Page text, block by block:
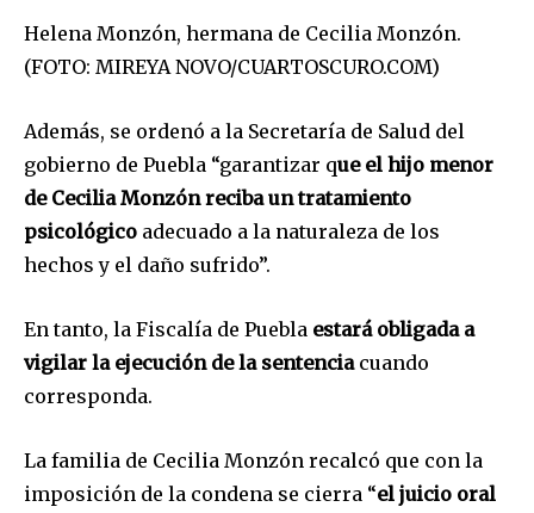
Helena Monzón, hermana de Cecilia Monzón.
(FOTO: MIREYA NOVO/CUARTOSCURO.COM)
Además, se ordenó a la Secretaría de Salud del
gobierno de Puebla “garantizar que el hijo menor
de Cecilia Monzón reciba un tratamiento
psicológico adecuado a la naturaleza de los
hechos y el daño sufrido”.
En tanto, la Fiscalía de Puebla estará obligada a
vigilar la ejecución de la sentenciacuando
corresponda.
La familia de Cecilia Monzón recalcó que con la
imposición de la condena se cierra “el juicio oral